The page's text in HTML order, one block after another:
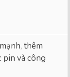
thêm
pin và công